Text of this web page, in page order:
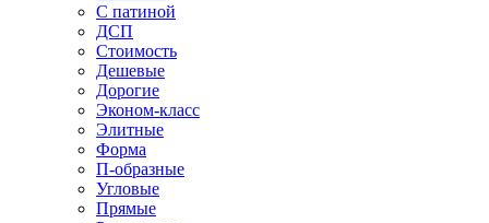
С патиной
ДСП
Стоимость
Дешевые
Дорогие
Эконом-класс
Элитные
Форма
П-образные
Угловые
Прямые